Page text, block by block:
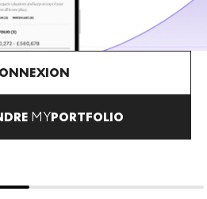
MYPORTFOLIO